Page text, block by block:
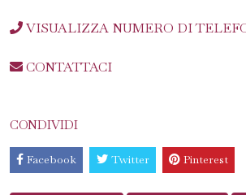
VISUALIZZA NUMERO DI
CONTATTACI
CONDIVIDI
Facebook Twitter Pinterest